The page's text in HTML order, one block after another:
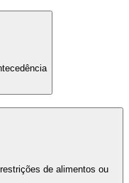
de alimentos ou